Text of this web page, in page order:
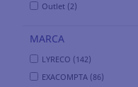
Outlet (2)
MARCA
LYRECO (142)
EXACOMPTA (86)